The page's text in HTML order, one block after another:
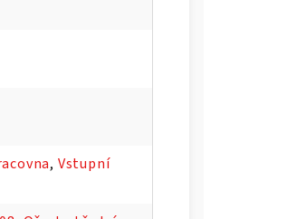
, Vstupní